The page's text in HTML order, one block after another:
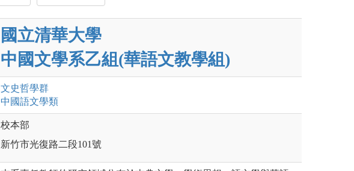
國立清華大學
中國文學系乙組(華語文教學組)
文史哲學群
中國語文學類
校本部
新竹市光復路二段101號